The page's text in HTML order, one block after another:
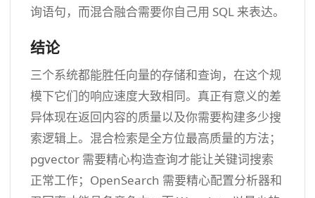
询语句，而混合融合需要你自己用 SQL 来表达。
结论
三个系统都能胜任向量的存储和查询，在这个规
模下它们的响应速度大致相同。真正有意义的差
异体现在返回内容的质量以及你需要构建多少搜
索逻辑上。混合检索是全方位最高质量的方法；
pgvector 需要精心构造查询才能让关键词搜索
正常工作；OpenSearch 需要精心配置分析器和